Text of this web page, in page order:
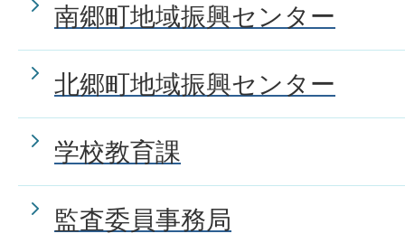
南郷町地域振興センター
北郷町地域振興センター
学校教育課
監査委員事務局